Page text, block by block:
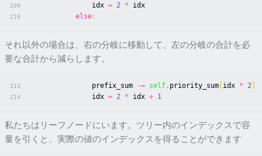
209 idx = 2 * idx
210 else:
それ以外の場合は、右の分岐に移動して、左の分岐の合計を必
要な合計から減らします。
213 prefix_sum -= self. priority_sum idx * 2
214 idx = 2 * idx + 1
私たちはリーフノードにいます。ツリー内のインデックスで容
量を引くと、実際の値のインデックスを得ることができます